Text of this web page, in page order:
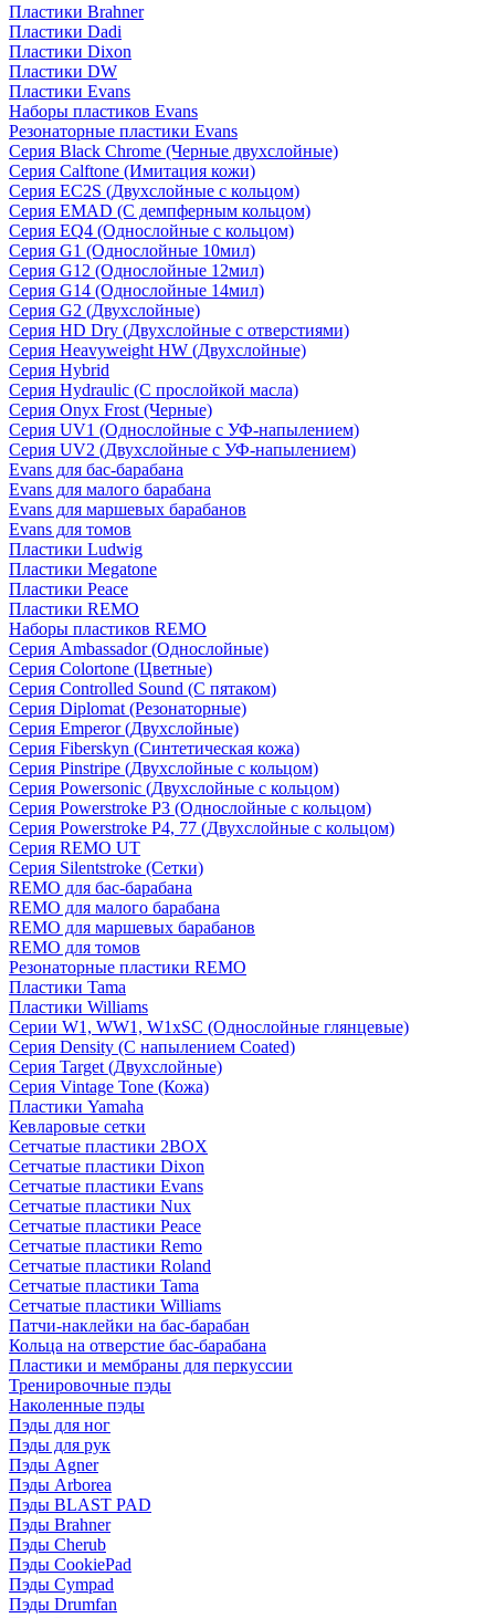
Пластики Brahner
Пластики Dadi
Пластики Dixon
Пластики DW
Пластики Evans
Наборы пластиков Evans
Резонаторные пластики Evans
Серия Black Chrome (Черные двухслойные)
Серия Calftone (Имитация кожи)
Серия EC2S (Двухслойные с кольцом)
Серия EMAD (С демпферным кольцом)
Серия EQ4 (Однослойные с кольцом)
Серия G1 (Однослойные 10мил)
Серия G12 (Однослойные 12мил)
Серия G14 (Однослойные 14мил)
Серия G2 (Двухслойные)
Серия HD Dry (Двухслойные с отверстиями)
Серия Heavyweight HW (Двухслойные)
Серия Hybrid
Серия Hydraulic (С прослойкой масла)
Серия Onyx Frost (Черные)
Серия UV1 (Однослойные с УФ-напылением)
Серия UV2 (Двухслойные с УФ-напылением)
Evans для бас-барабана
Evans для малого барабана
Evans для маршевых барабанов
Evans для томов
Пластики Ludwig
Пластики Megatone
Пластики Peace
Пластики REMO
Наборы пластиков REMO
Серия Ambassador (Однослойные)
Серия Colortone (Цветные)
Серия Controlled Sound (С пятаком)
Серия Diplomat (Резонаторные)
Серия Emperor (Двухслойные)
Серия Fiberskyn (Синтетическая кожа)
Серия Pinstripe (Двухслойные с кольцом)
Серия Powersonic (Двухслойные с кольцом)
Серия Powerstroke P3 (Однослойные с кольцом)
Серия Powerstroke P4, 77 (Двухслойные с кольцом)
Серия REMO UT
Серия Silentstroke (Сетки)
REMO для бас-барабана
REMO для малого барабана
REMO для маршевых барабанов
REMO для томов
Резонаторные пластики REMO
Пластики Tama
Пластики Williams
Серии W1, WW1, W1xSC (Однослойные глянцевые)
Серия Density (C напылением Coated)
Серия Target (Двухслойные)
Серия Vintage Tone (Кожа)
Пластики Yamaha
Кевларовые сетки
Сетчатые пластики 2BOX
Сетчатые пластики Dixon
Сетчатые пластики Evans
Сетчатые пластики Nux
Сетчатые пластики Peace
Сетчатые пластики Remo
Сетчатые пластики Roland
Сетчатые пластики Tama
Сетчатые пластики Williams
Патчи-наклейки на бас-барабан
Кольца на отверстие бас-барабана
Пластики и мембраны для перкуссии
Тренировочные пэды
Наколенные пэды
Пэды для ног
Пэды для рук
Пэды Agner
Пэды Arborea
Пэды BLAST PAD
Пэды Brahner
Пэды Cherub
Пэды CookiePad
Пэды Cympad
Пэды Drumfan